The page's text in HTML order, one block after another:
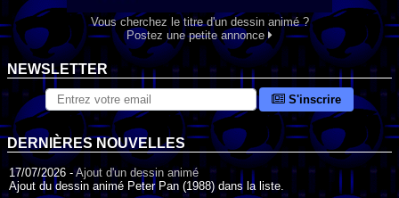
Vous cherchez le titre d'un dessin animé ?
Postez une petite annonce
NEWSLETTER
S'inscrire
DERNIÈRES NOUVELLES
17/07/2026 -Ajout d'un dessin animé
Ajout du dessin animé Peter Pan (1988) dans la liste.